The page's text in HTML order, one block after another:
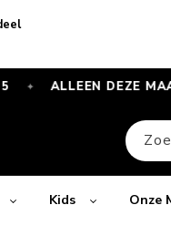
ALLEEN DEZE MAAND ✦
Kids Onze